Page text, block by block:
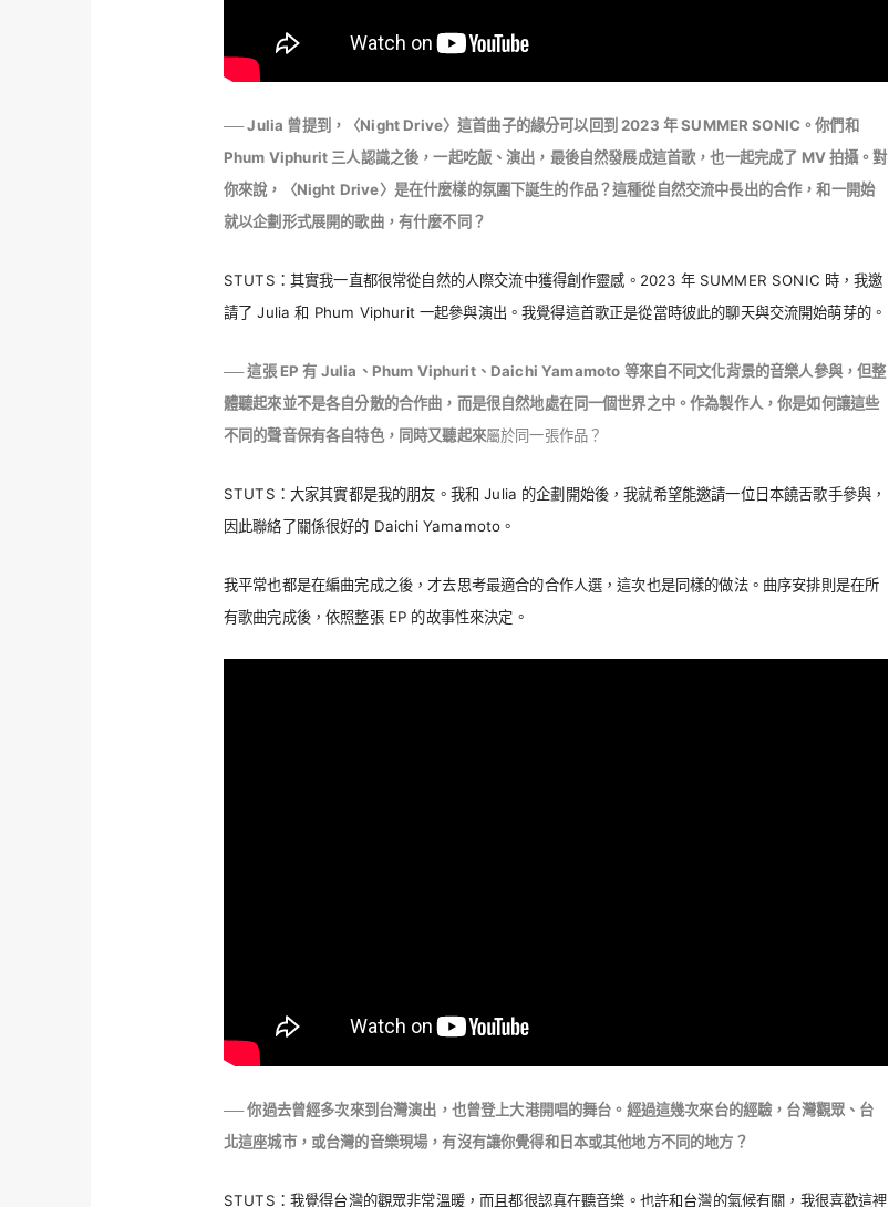
── Julia 曾提到，〈Night Drive〉這首曲子的緣分可以回到 2023 年 SUMMER SONIC。你們和
Phum Viphurit 三人認識之後，一起吃飯、演出，最後自然發展成這首歌，也一起完成了 MV 拍攝。對
你來說，〈Night Drive〉是在什麼樣的氛圍下誕生的作品？這種從自然交流中長出的合作，和一開始
就以企劃形式展開的歌曲，有什麼不同？
STUTS：其實我一直都很常從自然的人際交流中獲得創作靈感。2023 年 SUMMER SONIC 時，我邀
請了 Julia 和 Phum Viphurit 一起參與演出。我覺得這首歌正是從當時彼此的聊天與交流開始萌芽的。
── 這張 EP 有 Julia、Phum Viphurit、Daichi Yamamoto 等來自不同文化背景的音樂人參與，但整
體聽起來並不是各自分散的合作曲，而是很自然地處在同一個世界之中。作為製作人，你是如何讓這些
不同的聲音保有各自特色，同時又聽起來屬於同一張作品？
STUTS：大家其實都是我的朋友。我和 Julia 的企劃開始後，我就希望能邀請一位日本饒舌歌手參與，
因此聯絡了關係很好的 Daichi Yamamoto。
我平常也都是在編曲完成之後，才去思考最適合的合作人選，這次也是同樣的做法。曲序安排則是在所
有歌曲完成後，依照整張 EP 的故事性來決定。
── 你過去曾經多次來到台灣演出，也曾登上大港開唱的舞台。經過這幾次來台的經驗，台灣觀眾、台
北這座城市，或台灣的音樂現場，有沒有讓你覺得和日本或其他地方不同的地方？
STUTS：我覺得台灣的觀眾非常溫暖，而且都很認真在聽音樂。也許和台灣的氣候有關，我很喜歡這裡